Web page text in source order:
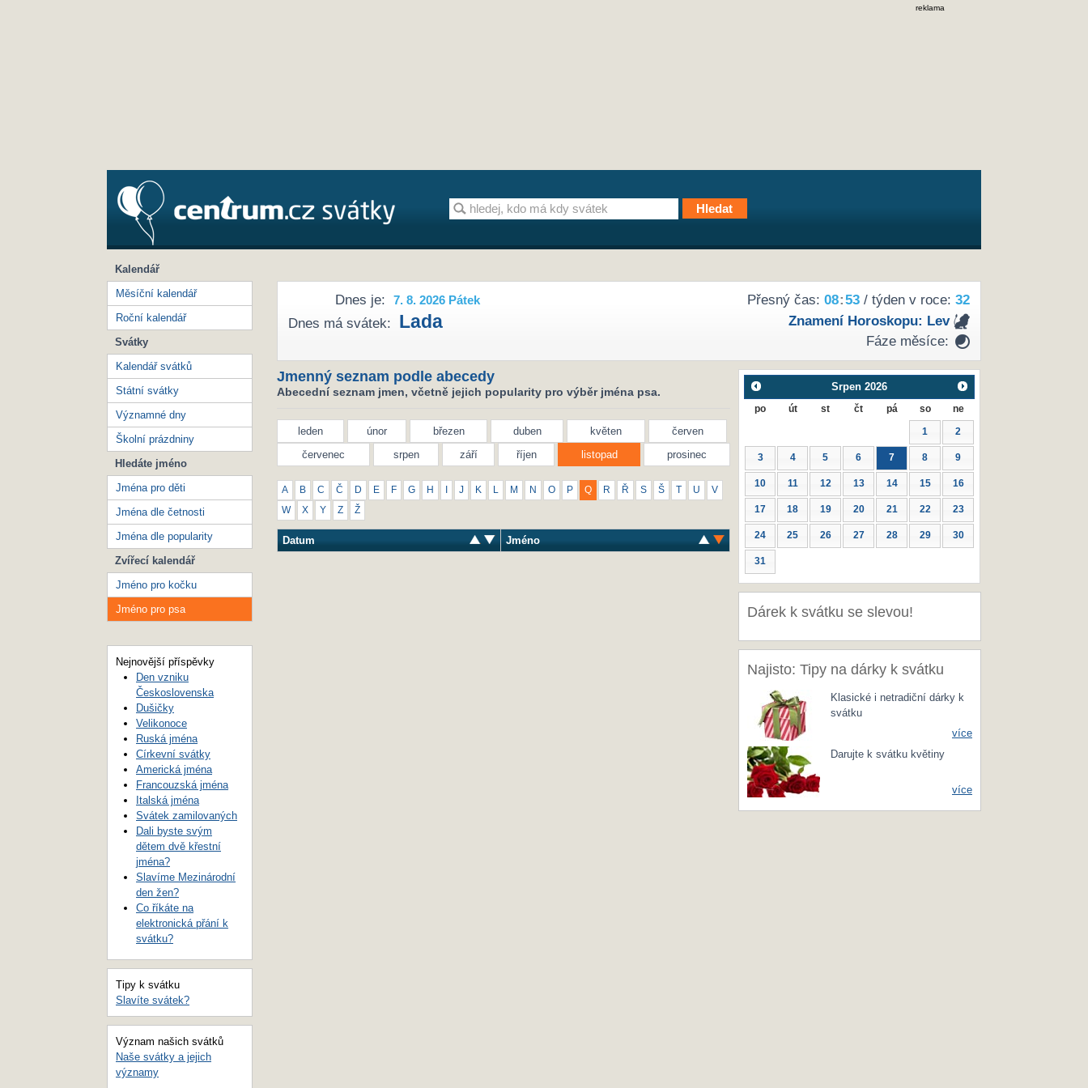
reklama
Přesný čas: 08 53/ týden v roce: 32
Znamení Horoskopu: Lev
Fáze měsíce:
Dnes je: 7. 8. 2026 Pátek
Dnes má svátek: Lada
Jmenný seznam podle abecedy
Abecední seznam jmen, včetně jejich popularity pro výběr jména psa.
leden únor březen duben květen
červen
červenec
srpen září říjen listopad prosinec
A B C Č D E F G H J K M N O P Q R Ř S Š T U V
W X Y Z Ž
Datum Jméno
Srpen 2026
po út st čt pá so ne
1 2
3 4 5 6 7 8 9
10 11 12 13 14 15 16
17 18 19 20 21 22 23
24 25 26 27 28 29 30
31
Dárek k svátku se slevou!
Najisto: Tipy na dárky k svátku
Klasické i netradiční dárky k
svátku
více
Darujte k svátku květiny
více
Kalendář
Měsíční kalendář
Roční kalendář
Svátky
Kalendář svátků
Státní svátky
Významné dny
Školní prázdniny
Hledáte jméno
Jména pro děti
Jména dle četnosti
Jména dle popularity
Zvířecí kalendář
Jméno pro kočku
Jméno pro psa
Nejnovější příspěvky
Den vzniku
Československa
Dušičky
Velikonoce
Ruská jména
Církevní svátky
Americká jména
Francouzská jména
Italská jména
Svátek zamilovaných
Dali byste svým
dětem dvě křestní
jména?
Slavíme Mezinárodní
den žen?
Co říkáte na
elektronická přání k
svátku?
Tipy k svátku
Slavíte svátek?
Význam našich svátků
Naše svátky a jejich
významy